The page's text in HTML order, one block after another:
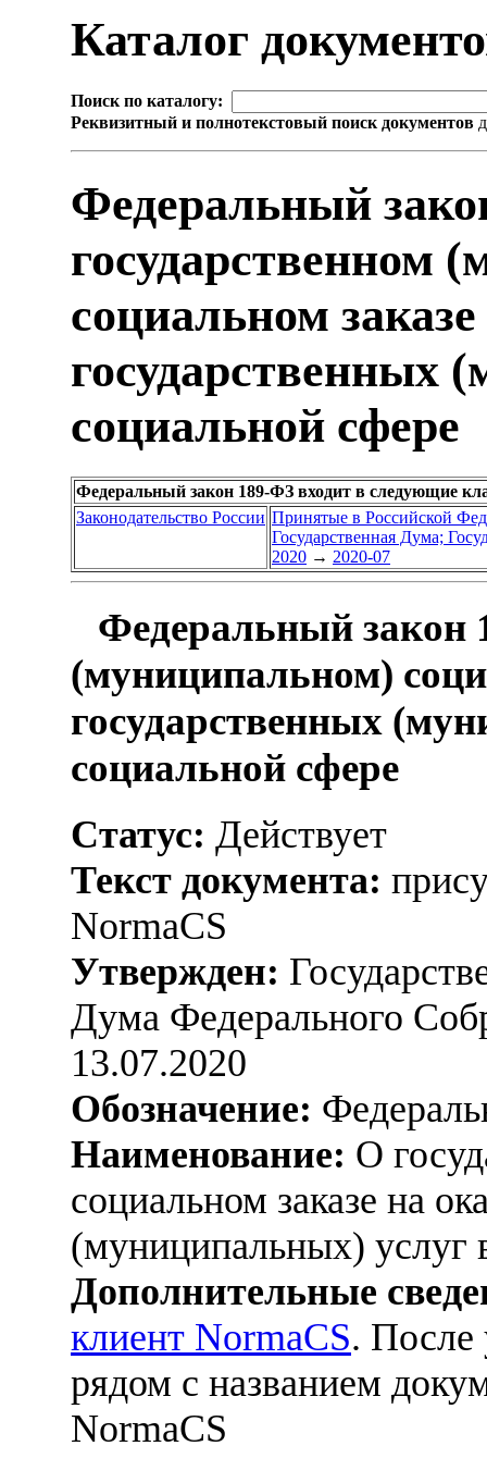
Каталог
Поиск по каталогу:
Реквизитный и полнотекстовый поиск документов
Федеральный
государственном
социальном
государственных
социальной сфере
Федеральный закон 189-ФЗ входит в следующие
Законодательство России Принятые в Российской
Государственная Дума;
2020 → 2020-07
Федеральный закон
(муниципальном)
государственных
социальной сфере
Статус: Действует
Текст документа:
NormaCS
Утвержден:
Дума Федерального
13.07.2020
Обозначение:
Наименование: О
социальном заказе на
(муниципальных) услуг
Дополнительные
клиент NormaCS. После
рядом с названием
NormaCS